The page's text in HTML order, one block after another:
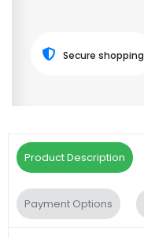
Secure shopping
Product Description
Payment Options